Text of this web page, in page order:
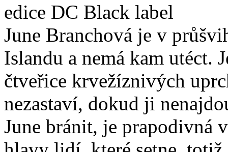
edice DC Black label
June Branchová je v
Islandu a nemá kam utéct.
čtveřice krvežíznivých
nezastaví, dokud ji
June bránit, je prapodivná